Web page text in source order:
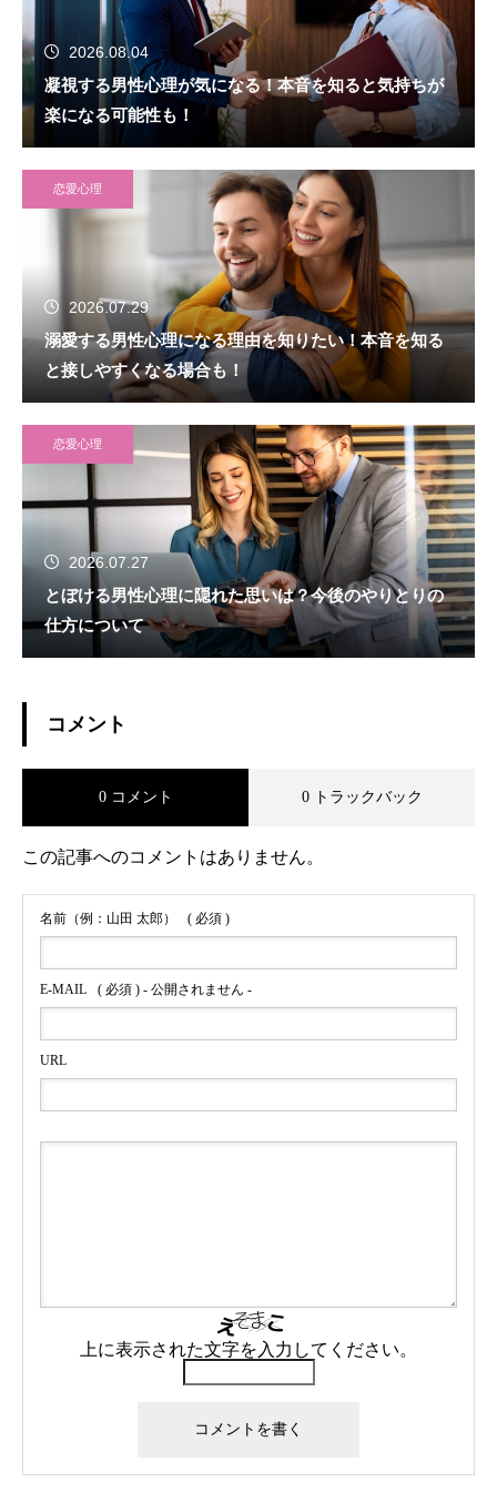
2026.08.04
凝視する男性心理が気になる！本音を知ると気持ちが
楽になる可能性も！
恋愛心理
2026.07.29
溺愛する男性心理になる理由を知りたい！本音を知る
と接しやすくなる場合も！
恋愛心理
2026.07.27
とぼける男性心理に隠れた思いは？今後のやりとりの
仕方について
コメント
0 コメント 0 トラックバック
この記事へのコメントはありません。
名前（例：山田 太郎） ( 必須 )
E-MAIL ( 必須 ) - 公開されません -
URL
上に表示された文字を入力してください。